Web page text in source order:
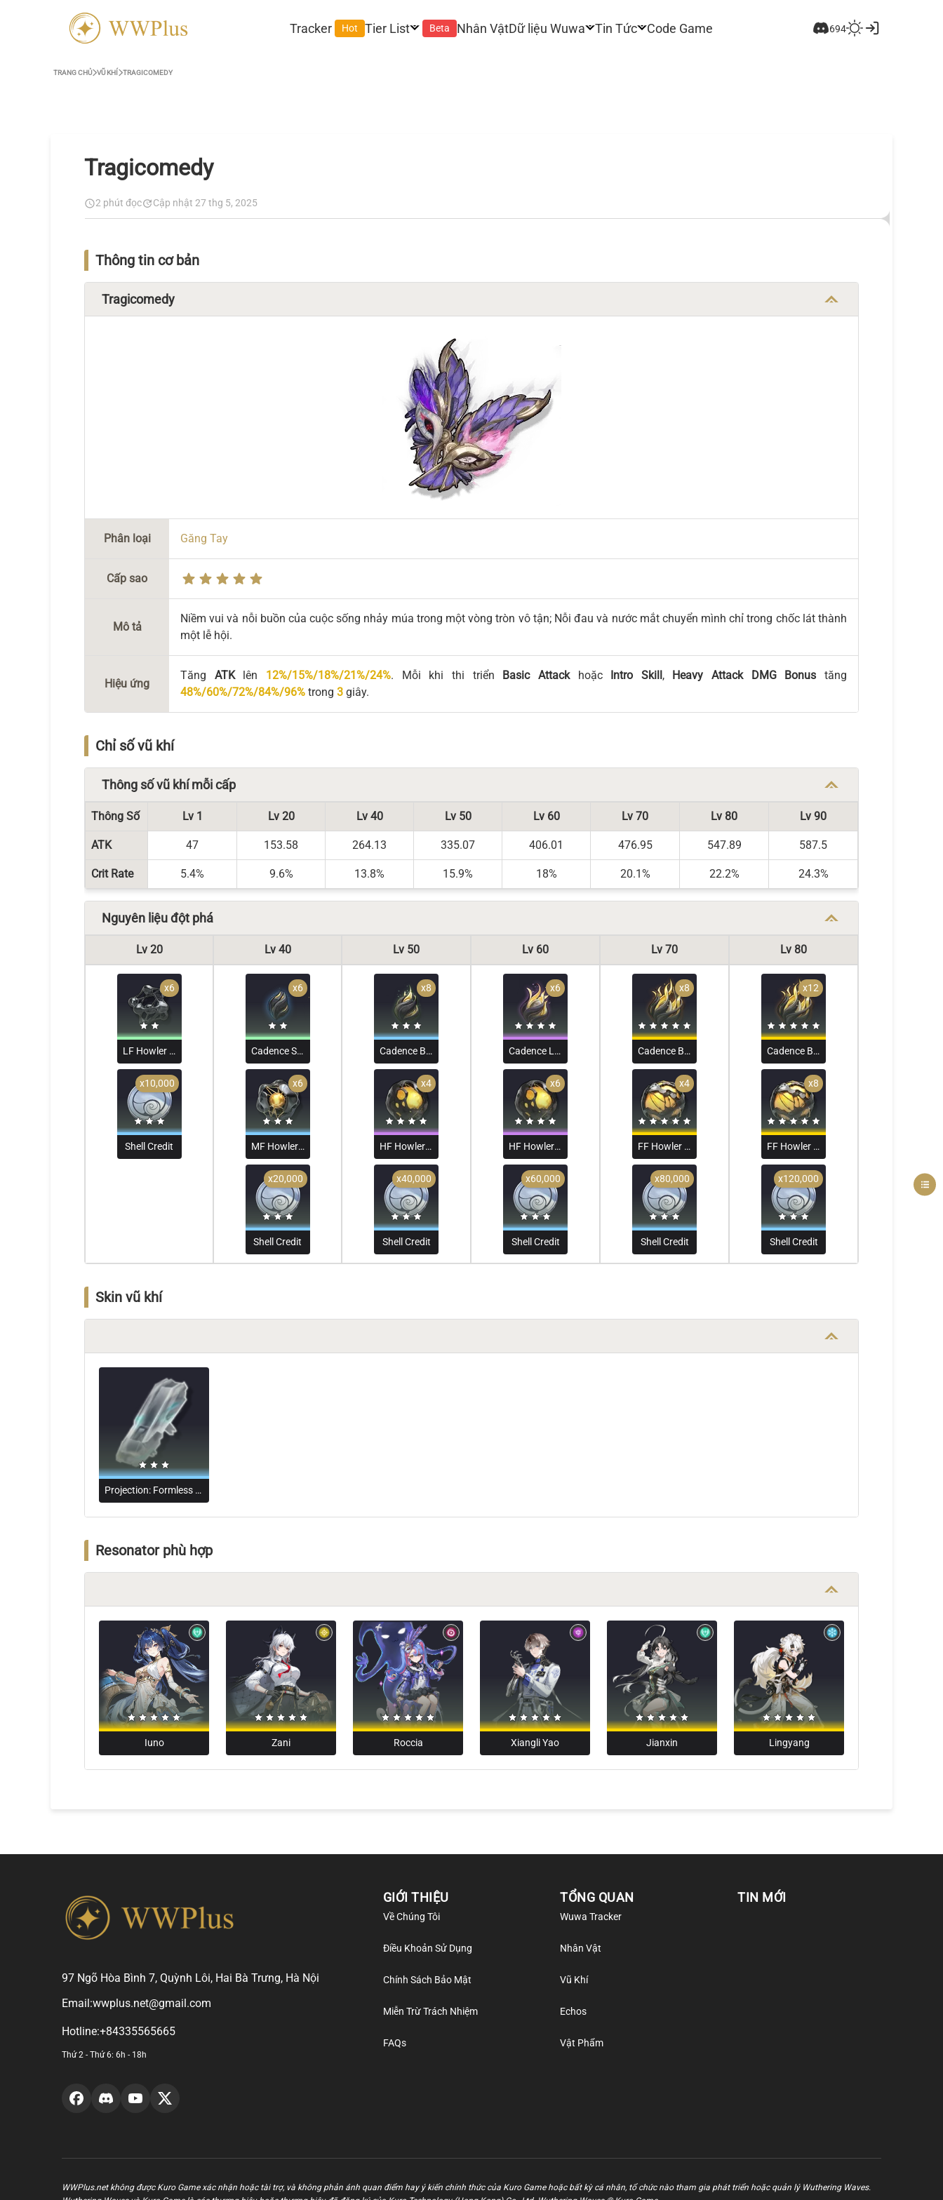
Tracker Hot Tier List Beta Nhân VậtDữ liệu Wuwa Tin Tức Code Game 694
TRANG CHỦ VŨ KHÍ TRAGICOMEDY
Tragicomedy
2 phút đọc Cập nhật 27 thg 5, 2025
Thông tin cơ bản
Tragicomedy
Phân loại Găng Tay
Cấp sao
Mô tả
Niềm vui và nỗi buồn của cuộc sống nhảy múa trong một vòng tròn vô tận; Nỗi đau và nước mắt chuyển mình chỉ trong chốc lát thành
một lễ hội.
Hiệu ứng
Tăng ATKlên 12%/15%/18%/21%/24%. Mỗi khi thi triển Basic Attackhoặc Intro Skill, Heavy Attack DMG Bonus tăng
48%/60%/72%/84%/96% trong 3 giây.
Chỉ số vũ khí
Thông số vũ khí mỗi cấp
Thông Số Lv 1 Lv 20 Lv 40 Lv 50 Lv 60 Lv 70 Lv 80 Lv 90
ATK 47 153.58 264.13 335.07 406.01 476.95 547.89 587.5
Crit Rate 5.4% 9.6% 13.8% 15.9% 18% 20.1% 22.2% 24.3%
Nguyên liệu đột phá
Lv 20 Lv 40 Lv 50 Lv 60 Lv 70 Lv 80
LF Howler Core
x6
Shell Credit
x10,000
Cadence Seed
x6
MF Howler Core
x6
Shell Credit
x20,000
Cadence Bud
x8
HF Howler Core
x4
Shell Credit
x40,000
Cadence Leaf
x6
HF Howler Core
x6
Shell Credit
x60,000
Cadence Blossom
x8
FF Howler Core
x4
Shell Credit
x80,000
Cadence Blossom
x12
FF Howler Core
x8
Shell Credit
x120,000
Skin vũ khí
Projection: Formless Gauntlets
Resonator phù hợp
Iuno Zani Roccia Xiangli Yao Jianxin Lingyang
97 Ngõ Hòa Bình 7, Quỳnh Lôi, Hai Bà Trưng, Hà Nội
Email:wwplus.net@gmail.com
Hotline:+84335565665
Thứ 2 - Thứ 6: 6h - 18h
GIỚI THIỆU
Về Chúng Tôi
Điều Khoản Sử Dụng
Chính Sách Bảo Mật
Miễn Trừ Trách Nhiệm
FAQs
TỔNG QUAN
Wuwa Tracker
Nhân Vật
Vũ Khí
Echos
Vật Phẩm
TIN MỚI
WWPlus.net không được Kuro Game xác nhận hoặc tài trợ, và không phản ánh quan điểm hay ý kiến chính thức của Kuro Game hoặc bất kỳ cá nhân, tổ chức nào tham gia phát triển hoặc quản lý Wuthering Waves.